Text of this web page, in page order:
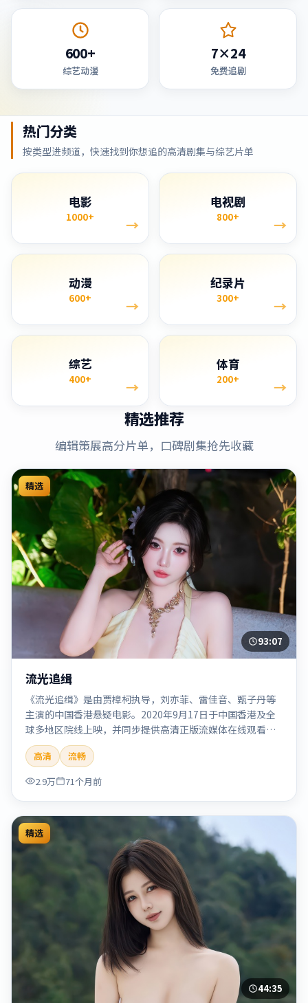
600+
综艺动漫
7×24
免费追剧
热门分类
按类型进频道，快速找到你想追的高清剧集与综艺片单
电影
1000+ →
电视剧
800+ →
动漫
600+ →
纪录片
300+ →
综艺
400+ →
体育
200+ →
精选推荐
编辑策展高分片单，口碑剧集抢先收藏
精选
93:07
流光追缉
《流光追缉》是由贾樟柯执导，刘亦菲、雷佳音、甄子丹等
主演的中国香港悬疑电影。2020年9月17日于中国香港及全
球多地区院线上映，并同步提供高清正版流媒体在线观看。
剧情与看点：悬念层层推进，线索相互勾连，结局出人意
料，适合推理爱好者。本片适合检索「流光追缉」「贾樟
柯」「悬疑」「中国香港」「2020」「2020-09-17上映」等
关键词的影迷阅读简介与主创信息。
高清
流畅
2.9万
71个月前
精选
44:35